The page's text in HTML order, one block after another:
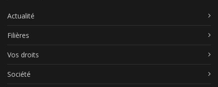
Actualité
Filières
Vos droits
Société